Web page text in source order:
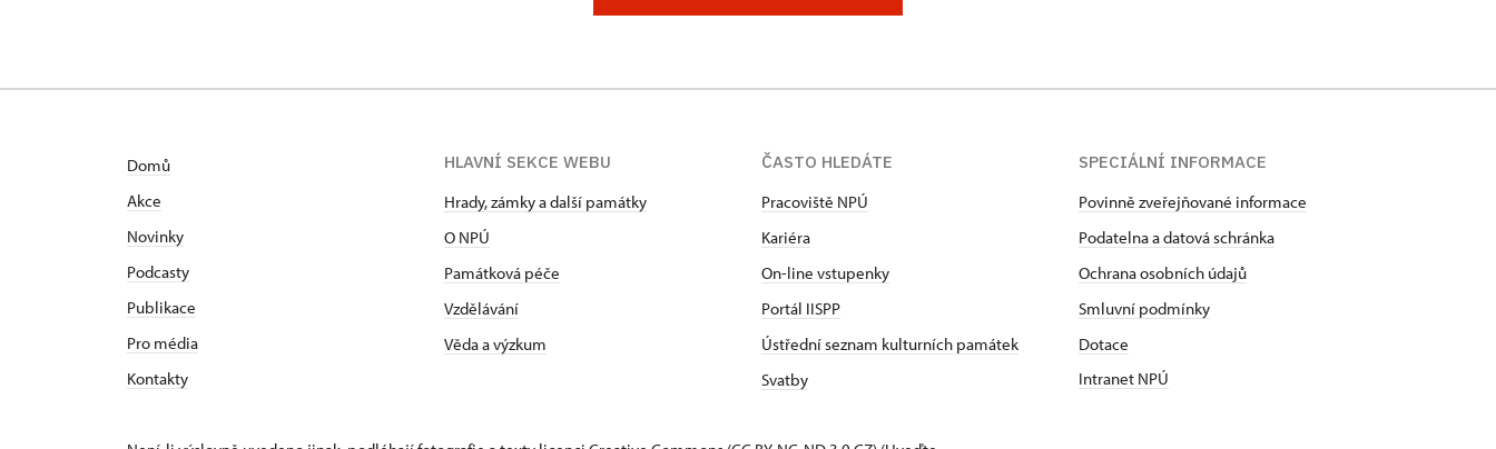
Domů
Akce
Novinky
Podcasty
Publikace
Pro média
Kontakty
HLAVNÍ SEKCE WEBU
Hrady, zámky a další památky
O NPÚ
Památková péče
Vzdělávání
Věda a výzkum
ČASTO HLEDÁTE
Pracoviště NPÚ
Kariéra
On-line vstupenky
Portál IISPP
Ústřední seznam kulturních památek
Svatby
SPECIÁLNÍ INFORMACE
Povinně zveřejňované informace
Podatelna a datová schránka
Ochrana osobních údajů
Smluvní podmínky
Dotace
Intranet NPÚ